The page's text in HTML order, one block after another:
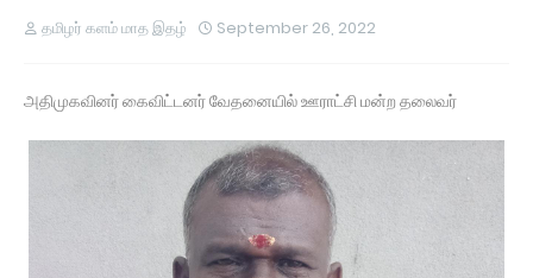
தமிழர் களம் மாத இதழ் September 26, 2022
அதிமுகவினர் கைவிட்டனர் வேதனையில் ஊராட்சி மன்ற தலைவர்